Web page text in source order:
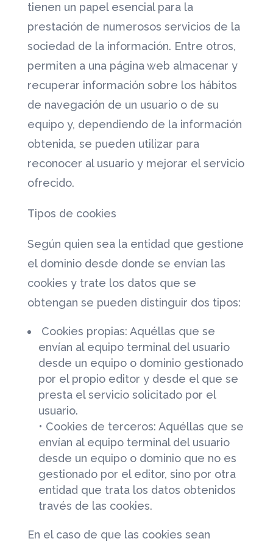
tienen un papel esencial para la
prestación de numerosos servicios de la
sociedad de la información. Entre otros,
permiten a una página web almacenar y
recuperar información sobre los hábitos
de navegación de un usuario o de su
equipo y, dependiendo de la información
obtenida, se pueden utilizar para
reconocer al usuario y mejorar el servicio
ofrecido.
Tipos de cookies
Según quien sea la entidad que gestione
el dominio desde donde se envían las
cookies y trate los datos que se
obtengan se pueden distinguir dos tipos:
Cookies propias: Aquéllas que se
envían al equipo terminal del usuario
desde un equipo o dominio gestionado
por el propio editor y desde el que se
presta el servicio solicitado por el
usuario.
• Cookies de terceros: Aquéllas que se
envían al equipo terminal del usuario
desde un equipo o dominio que no es
gestionado por el editor, sino por otra
entidad que trata los datos obtenidos
través de las cookies.
En el caso de que las cookies sean